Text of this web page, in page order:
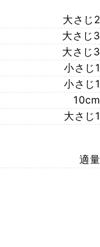
大さじ2
大さじ3
大さじ3
小さじ1
小さじ1
10cm
大さじ1
適量